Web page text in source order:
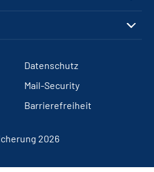
Datenschutz
Mail-Security
Barrierefreiheit
2026